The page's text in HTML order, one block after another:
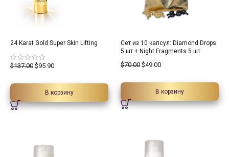
30%
24 Karat Gold Super Skin Lifting
$137.00 $95.90
В корзину
30%
Сет из 10 капсул: Diamond Drops
5 шт + Night Fragments 5 шт
$70.00 $49.00
В корзину